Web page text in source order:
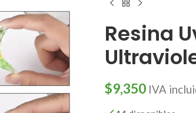
Resina
$9,350 IVA